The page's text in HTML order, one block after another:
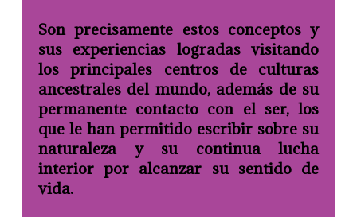
Son precisamente estos conceptos y
sus experiencias logradas visitando
los principales centros de culturas
ancestrales del mundo, además de su
permanente contacto con el ser, los
que le han permitido escribir sobre su
naturaleza y su continua lucha
interior por alcanzar su sentido de
vida.